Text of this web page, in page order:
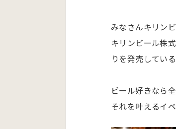
みなさんキリン
キリンビール株
りを発売している
ビール好きなら
それを叶えるイ